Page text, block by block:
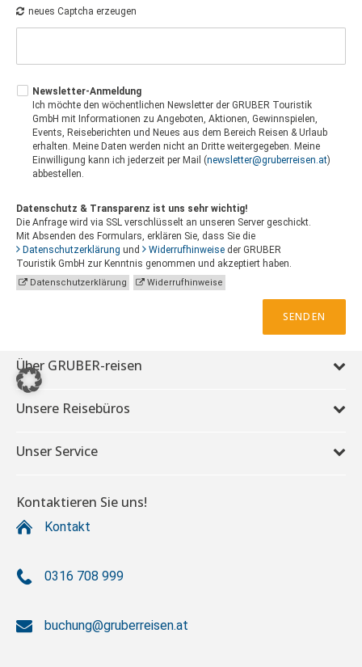
neues Captcha erzeugen
Newsletter-Anmeldung
Ich möchte den wöchentlichen Newsletter der GRUBER Touristik
GmbH mit Informationen zu Angeboten, Aktionen, Gewinnspielen,
Events, Reiseberichten und Neues aus dem Bereich Reisen & Urlaub
erhalten. Meine Daten werden nicht an Dritte weitergegeben. Meine
Einwilligung kann ich jederzeit per Mail (newsletter@gruberreisen.at)
abbestellen.
Datenschutz & Transparenz ist uns sehr wichtig!
Die Anfrage wird via SSL verschlüsselt an unseren Server geschickt.
Mit Absenden des Formulars, erklären Sie, dass Sie die
Datenschutzerklärung und Widerrufhinweise der GRUBER
Touristik GmbH zur Kenntnis genommen und akzeptiert haben.
Datenschutzerklärung Widerrufhinweise
SENDEN
Über GRUBER-reisen
Unsere Reisebüros
Unser Service
Kontaktieren Sie uns!
Kontakt
0316 708 999
buchung@gruberreisen.at